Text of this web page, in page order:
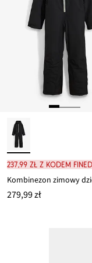
237,99 zł z kodem FINED
Kombinezon zimowy
279,99 zł